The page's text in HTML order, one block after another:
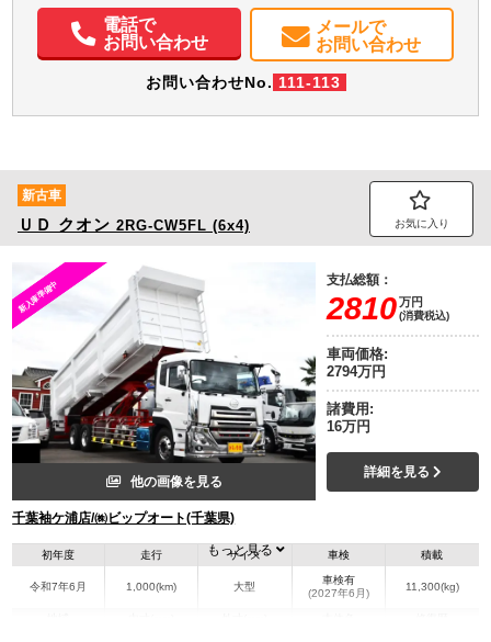
電動格納ミラー
エアサスシート バックモニター
記録簿（一部含む）
取扱説明書（一部含む）
メンテナンスノート（保証書）
電話で
お問い合わせ
メールで
お問い合わせ
お問い合わせNo. 111-113
新古車
ＵＤ クオン 2RG-CW5FL (6x4) お気に入り
他の画像を見る
千葉袖ケ浦店/㈱ビップオート(千葉県)
支払総額：
2810万円
(消費税込)
車両価格:
2794万円
諸費用:
16万円
詳細を見る
初年度
令和7年6月
走行
1,000(km)
サイズ
大型
車検
車検有
(2027年6月)
積載
11,300(kg)
もっと見る